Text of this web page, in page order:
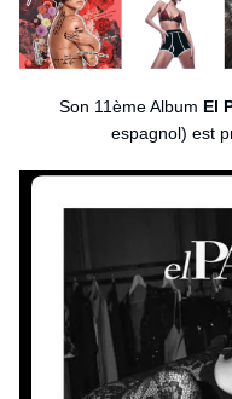
Son 11ème Album El
espagnol) est